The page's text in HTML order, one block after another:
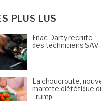
PLUS LUS
Fnac Darty recrute
des techniciens SAV
La choucroute,
marotte diététique
Trump